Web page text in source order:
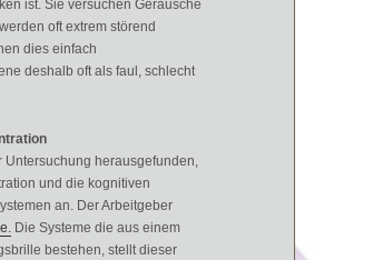
ist. Sie versuchen Geräusche
oft extrem störend
dies einfach
deshalb oft als faul, schlecht
herausgefunden,
und die kognitiven
an. Der Arbeitgeber
e. Die Systeme die aus einem
bestehen, stellt dieser